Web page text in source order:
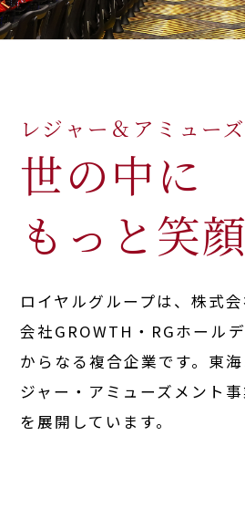
レジャー＆アミュー
世の中に
もっと笑
ロイヤルグループは、株式
会社GROWTH・RGホール
からなる複合企業です。東
ジャー・アミューズメント
を展開しています。